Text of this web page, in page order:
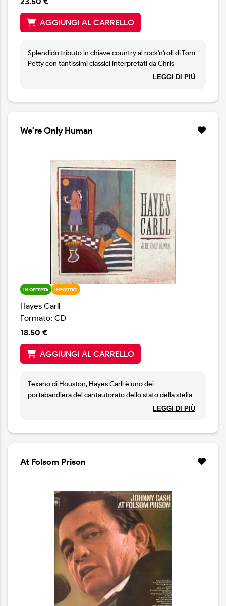
AGGIUNGI AL CARRELLO
Splendido tributo in chiave country al rock'n'roll di Tom
Petty con tantissimi classici interpretati da Chris
Stapleton, Dolly Parton, Steve Earle, Margo Price,
LEGGI DI PIÙ
We're Only Human
IN OFFERTA IMPORTATI
Hayes Carll
Formato: CD
18.50 €
AGGIUNGI AL CARRELLO
Texano di Houston, Hayes Carll è uno dei
portabandiera del cantautorato dello stato della stella
solitaria; nel suo decimo album, propone una raccolta di
capacità di Carll di collegare perle di saggezza
migliori album country dell'anno.
LEGGI DI PIÙ
At Folsom Prison